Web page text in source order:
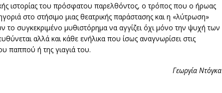
ιστορίας του πρόσφατου παρελθόντος, ο τρόπος που ο ήρωας
στο στήσιμο μιας θεατρικής παράστασης και η «λύτρωση»
το συγκεκριμένο μυθιστόρημα να αγγίζει όχι μόνο την ψυχή των
αλλά και κάθε ενήλικα που ίσως αναγνωρίσει στις
παππού ή της γιαγιά του.
Γεωργία Ντόγκα